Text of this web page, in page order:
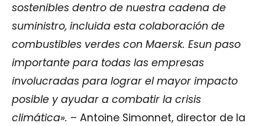
sostenibles dentro de nuestra cadena de
suministro, incluida esta colaboración de
combustibles verdes con Maersk. Esun paso
importante para todas las empresas
involucradas para lograr el mayor impacto
posible y ayudar a combatir la crisis
climática». – Antoine Simonnet, director de la